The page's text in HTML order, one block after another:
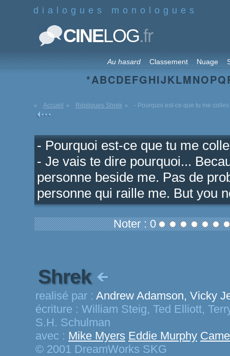
dialogues monologues
CINELOG.fr
Au hasard Classement Nuage
*ABCDEFGHIJKLMNOPQ
Accueil Répliques Shrek - Pourquoi est-ce que tu me colles
- Pourquoi est-ce que tu me
- Je vais te dire pourquoi...
personne beside me. Pas de
personne qui raille me. But you
Noter : 0
Shrek
realisé par : Andrew Adamson, Vicky
écriture : William Steig, Ted Elliott,
S.H. Schulman
avec : Mike Myers Eddie Murphy
© 2001 DreamWorks SKG